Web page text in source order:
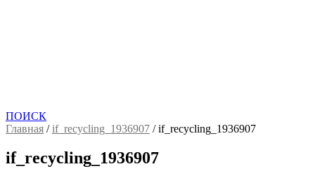
ПОИСК
Главная /if_recycling_1936907 /if_recycling_1936907
if_recycling_1936907